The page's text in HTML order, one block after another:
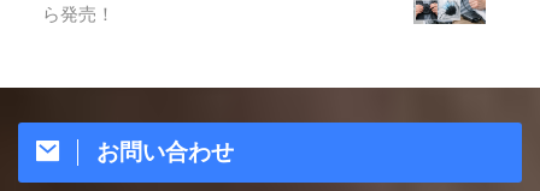
ら発売！
お問い合わせ